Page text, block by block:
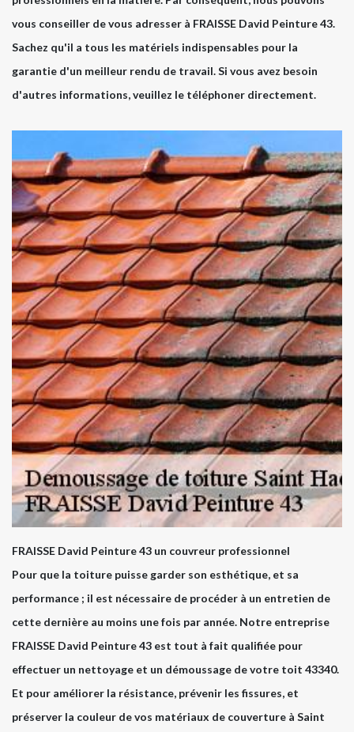
vous conseiller de vous adresser à FRAISSE David Peinture 43.
Sachez qu'il a tous les matériels indispensables pour la
garantie d'un meilleur rendu de travail. Si vous avez besoin
d'autres informations, veuillez le téléphoner directement.
FRAISSE David Peinture 43 un couvreur professionnel
Pour que la toiture puisse garder son esthétique, et sa
performance ; il est nécessaire de procéder à un entretien de
cette dernière au moins une fois par année. Notre entreprise
FRAISSE David Peinture 43 est tout à fait qualifiée pour
effectuer un nettoyage et un démoussage de votre toit 43340.
Et pour améliorer la résistance, prévenir les fissures, et
préserver la couleur de vos matériaux de couverture à Saint